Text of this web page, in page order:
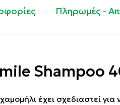
Πληρωμές -
Shampoo
έχει σχεδιαστεί